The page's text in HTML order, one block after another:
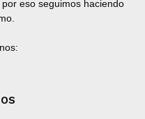
eso seguimos haciendo